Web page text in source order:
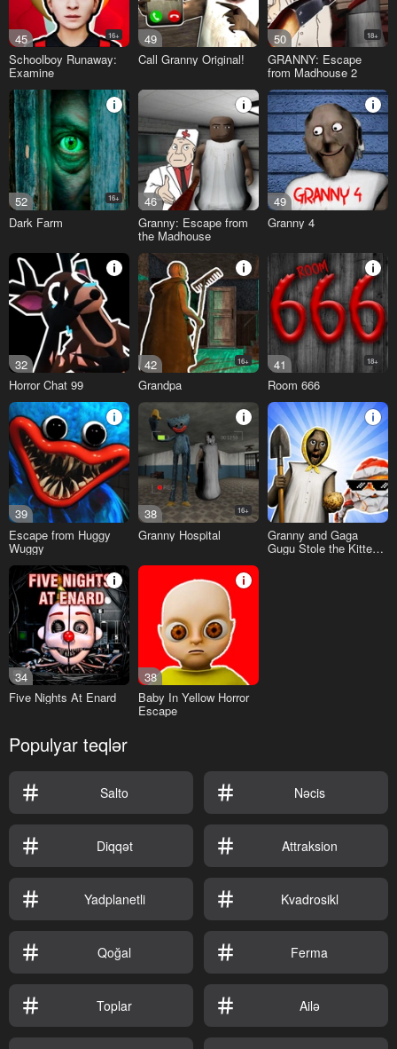
45 16+
Schoolboy Runaway:
Examine
49
Call Granny Original!
50 18+
GRANNY: Escape
from Madhouse 2
52 16+
Dark Farm
46
Granny: Escape from
the Madhouse
49
Granny 4
32
Horror Chat 99
42 16+
Grandpa
41 18+
Room 666
39
Escape from Huggy
Wuggy
38 16+
Granny Hospital Granny and Gaga
Gugu Stole the Kittens'
34
Five Nights At Enard
38
Baby In Yellow Horror
Escape
Populyar teqlər
Salto Nəcis
Diqqət Attraksion
Yadplanetli Kvadrosikl
Qoğal Ferma
Toplar Ailə